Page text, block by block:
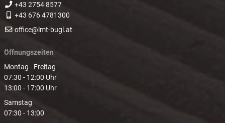
+43 2754 8577
+43 676 4781300
office@lmt-bugl.at
Öffnungszeiten
Montag - Freitag
07:30 - 12:00 Uhr
13:00 - 17:00 Uhr
Samstag
07:30 - 13:00